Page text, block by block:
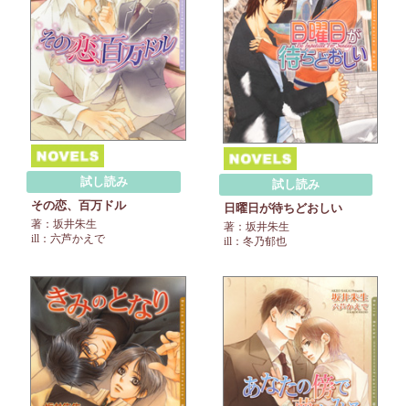
試し読み
その恋、百万ドル
著：坂井朱生
ill：六芦かえで
試し読み
日曜日が待ちどおしい
著：坂井朱生
ill：冬乃郁也